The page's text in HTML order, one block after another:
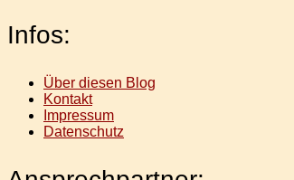
Infos:
Über diesen Blog
Kontakt
Impressum
Datenschutz